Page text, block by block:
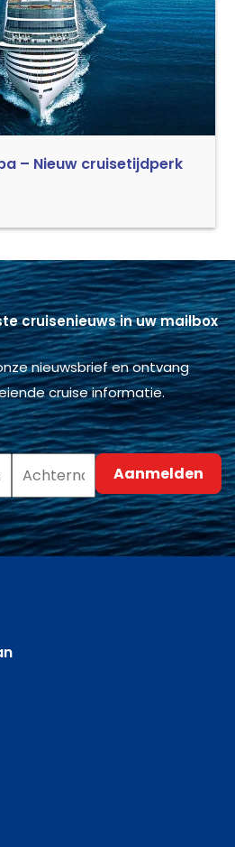
– Nieuw cruisetijdperk
cruisenieuws in uw mailbox
nieuwsbrief en ontvang
cruise informatie.